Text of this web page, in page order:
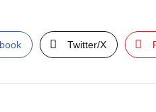
Twitter/X